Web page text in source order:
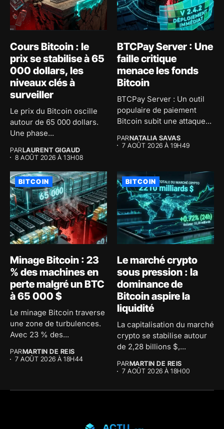
Cours Bitcoin : le
prix se stabilise à 65
000 dollars, les
niveaux clés à
surveiller
Le prix du Bitcoin oscille
autour de 65 000 dollars.
Une phase...
PARLAURENT GIGAUD
8 AOÛT 2026 À 13H08
BTCPay Server : Une
faille critique
menace les fonds
Bitcoin
BTCPay Server : Un outil
populaire de paiement
Bitcoin subit une attaque...
PARNATALIA SAVAS
7 AOÛT 2026 À 19H49
BITCOIN
Minage Bitcoin : 23
% des machines en
perte malgré un BTC
à 65 000 $
Le minage Bitcoin traverse
une zone de turbulences.
Avec 23 % des...
PARMARTIN DE REIS
7 AOÛT 2026 À 18H44
BITCOIN
Le marché crypto
sous pression : la
dominance de
Bitcoin aspire la
liquidité
La capitalisation du marché
crypto se stabilise autour
de 2,28 billions $,...
PARMARTIN DE REIS
7 AOÛT 2026 À 18H00